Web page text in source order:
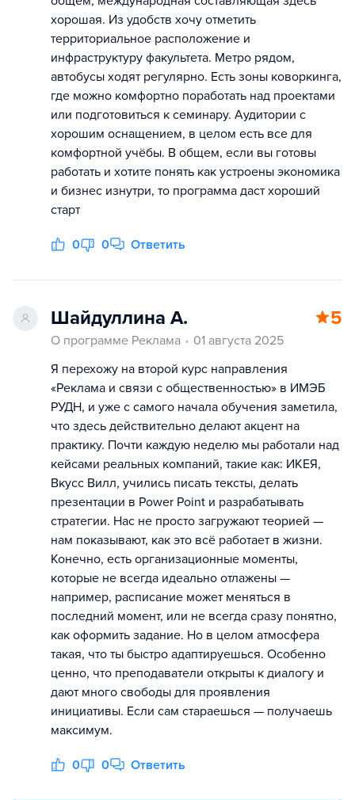
хорошая. Из удобств хочу отметить
территориальное расположение и
инфраструктуру факультета. Метро рядом,
автобусы ходят регулярно. Есть зоны коворкинга,
где можно комфортно поработать над проектами
или подготовиться к семинару. Аудитории с
хорошим оснащением, в целом есть все для
комфортной учёбы. В общем, если вы готовы
работать и хотите понять как устроены экономика
и бизнес изнутри, то программа даст хороший
старт
0 0 Ответить
Шайдуллина А. 5
О программе Реклама
01 августа 2025
Я перехожу на второй курс направления
«Реклама и связи с общественностью» в ИМЭБ
РУДН, и уже с самого начала обучения заметила,
что здесь действительно делают акцент на
практику. Почти каждую неделю мы работали над
кейсами реальных компаний, такие как: ИКЕЯ,
Вкусс Вилл, учились писать тексты, делать
презентации в Power Point и разрабатывать
стратегии. Нас не просто загружают теорией —
нам показывают, как это всё работает в жизни.
Конечно, есть организационные моменты,
которые не всегда идеально отлажены —
например, расписание может меняться в
последний момент, или не всегда сразу понятно,
как оформить задание. Но в целом атмосфера
такая, что ты быстро адаптируешься. Особенно
ценно, что преподаватели открыты к диалогу и
дают много свободы для проявления
инициативы. Если сам стараешься — получаешь
максимум.
0 0 Ответить